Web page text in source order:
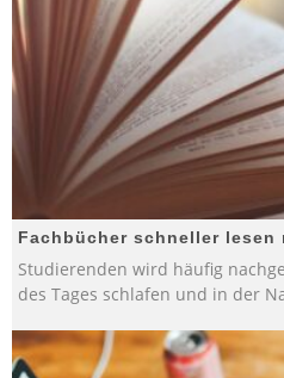
Fachbücher schneller lesen
Studierenden wird häufig
des Tages schlafen und in der